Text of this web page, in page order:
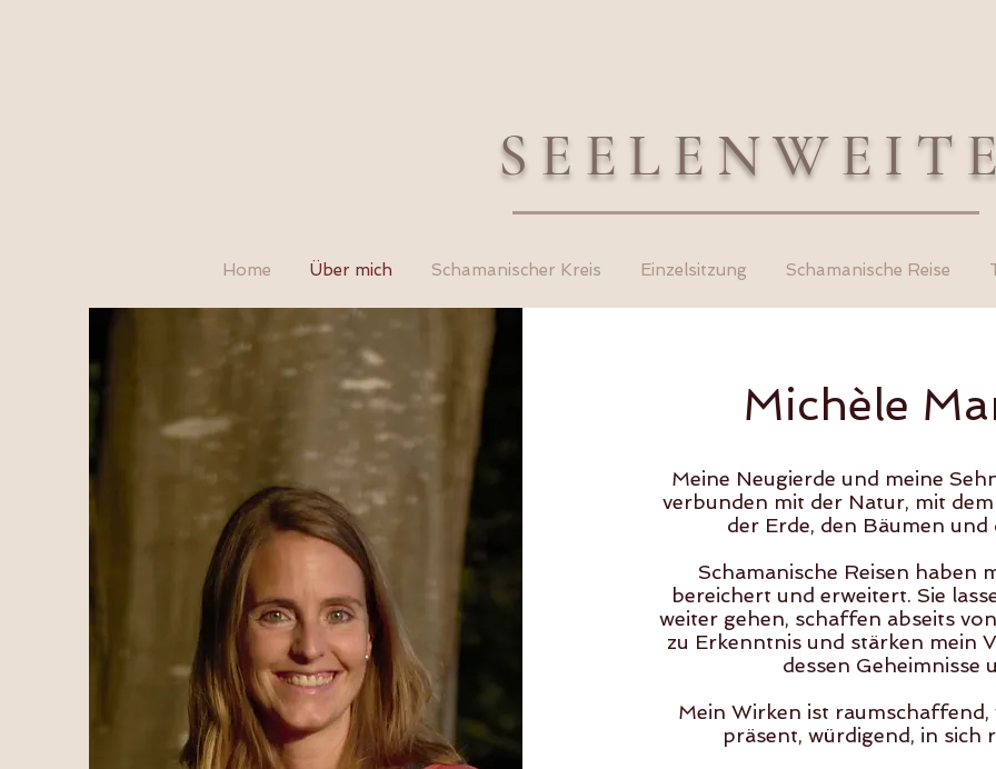
Home Über mich Schamanischer Kreis Einzelsitzung Schamanische Reise
Michèle
Meine Neugierde und meine
verbunden mit der Natur, mit
der Erde, den Bäumen
Schamanische Reisen haben
bereichert und erweitert. Sie
weiter gehen, schaffen abseits
zu Erkenntnis und stärken mein
dessen Geheimnisse
Mein Wirken ist
präsent, würdigend, in sich